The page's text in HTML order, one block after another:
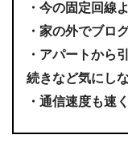
・今の固定回線
・家の外でブロ
・アパートから
続きなど気にし
・通信速度も速